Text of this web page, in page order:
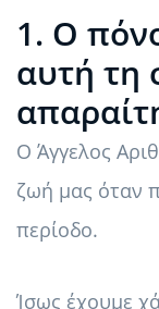
1. Ο
αυτή τη
Ο Άγγελος
ζωή μας όταν
περίοδο.
Ίσως έχουμε